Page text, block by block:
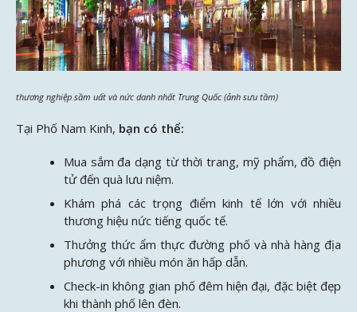
thương nghiệp sầm uất và nức danh nhất Trung Quốc (ảnh sưu tầm)
Tại Phố Nam Kinh, bạn có thể:
Mua sắm đa dạng từ thời trang, mỹ phẩm, đồ điện
tử đến quà lưu niệm.
Khám phá các trọng điểm kinh tế lớn với nhiều
thương hiệu nức tiếng quốc tế.
Thưởng thức ẩm thực đường phố và nhà hàng địa
phương với nhiều món ăn hấp dẫn.
Check-in không gian phố đêm hiện đại, đặc biệt đẹp
khi thành phố lên đèn.